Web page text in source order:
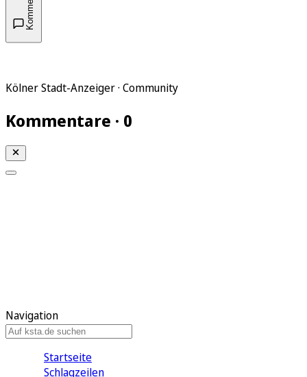
Kölner Stadt-Anzeiger · Community
Kommentare · 0
Navigation
Startseite
Schlagzeilen